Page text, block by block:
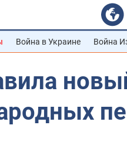
Война в Украине Война